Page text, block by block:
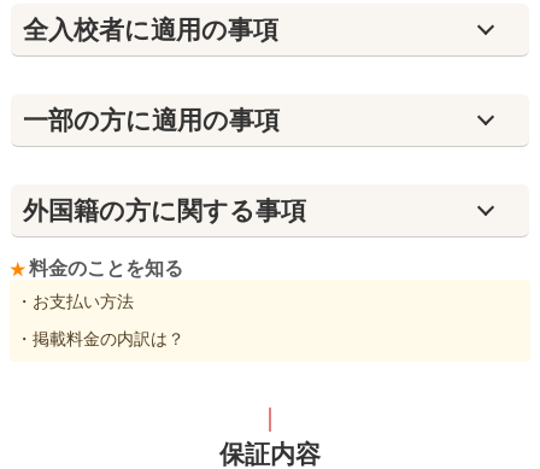
全入校者に適用の事項
⼀部の方に適用の事項
外国籍の方に関する事項
料金のことを知る
・お支払い方法
・掲載料金の内訳は？
保証内容